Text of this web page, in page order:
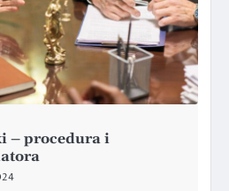
– procedura i